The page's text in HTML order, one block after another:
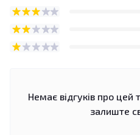
Немає відгуків про цей
залиште